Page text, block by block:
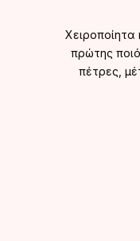
πρώτης
πέτρες,